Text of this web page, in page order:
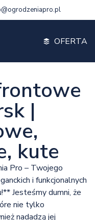
OFERTA
|
kute
Pro – Twojego
i funkcjonalnych
Jesteśmy dumni, że
nie tylko
nadadzą jej